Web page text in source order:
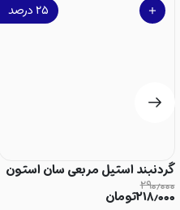
۲۵درصد
گردنبند استیل مربعی سان استون
۲۹۰٫۰۰۰
۲۱۸٫۰۰۰تومان